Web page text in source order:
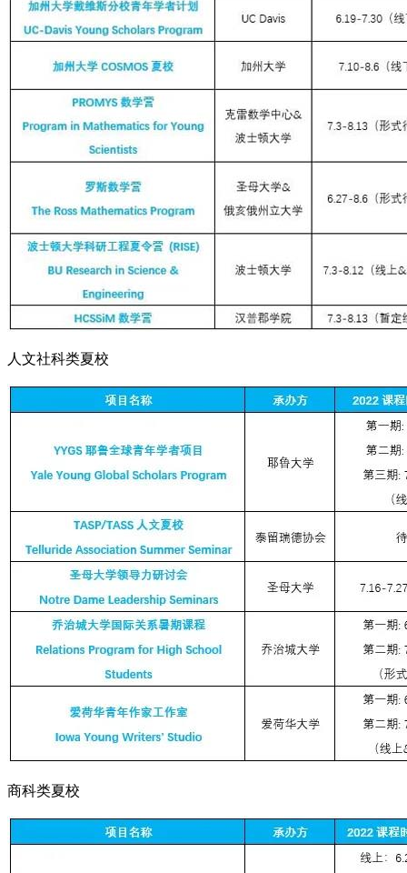
人文社科类夏校
商科类夏校